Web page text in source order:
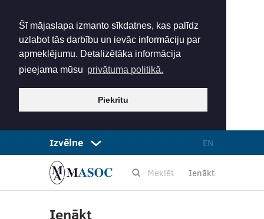
Šī mājaslapa izmanto sīkdatnes, kas palīdz
uzlabot tās darbību un ievāc informāciju par
apmeklējumu. Detalizētāka informācija
pieejama mūsu privātuma politikā.
Piekrītu
Izvēlne EN
Ienākt
Ienākt